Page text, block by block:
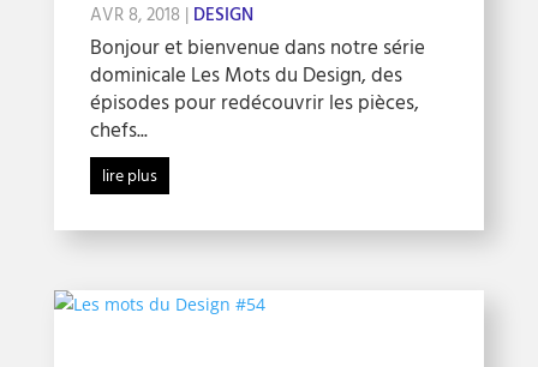
AVR 8, 2018 | DESIGN
Bonjour et bienvenue dans notre série
dominicale Les Mots du Design, des
épisodes pour redécouvrir les pièces,
chefs...
lire plus